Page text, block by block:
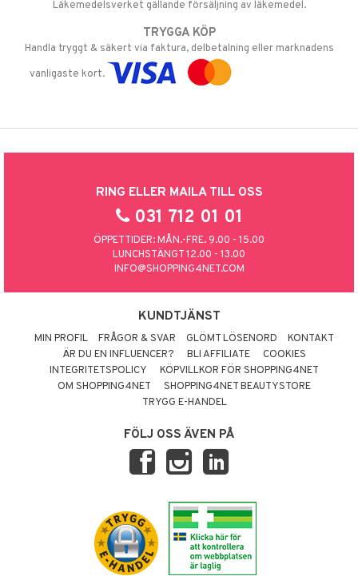
Läkemedelsverket gällande försäljning av läkemedel.
TRYGGA KÖP
Handla tryggt & säkert via faktura, delbetalning eller marknadens
vanligaste kort.
RING ELLER MAILA TILL OSS
031 712 01 01
ÖPPETTIDER: MÅN.-FRE. 9.00 - 15.00
LUNCHSTÄNGT 12.00 - 13.00
INFO@SHOPPING4NET.COM
KUNDTJÄNST
MIN PROFIL FRÅGOR & SVAR GLÖMT LÖSENORD
KONTAKT
ÄR DU EN INFLUENCER?
BLI AFFILIATE
COOKIES
INTEGRITETSPOLICY
KÖPVILLKOR FÖR SHOPPING4NET
OM SHOPPING4NET
SHOPPING4NET BEAUTYSTORE
TRYGG E-HANDEL
FÖLJ OSS ÄVEN PÅ